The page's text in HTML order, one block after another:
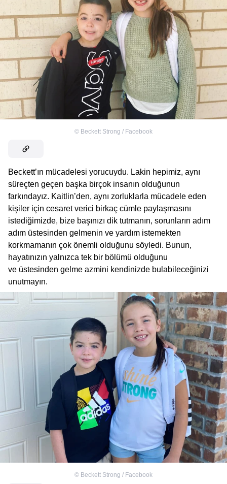
© Beckett Strong / Facebook
Beckett’ın mücadelesi yorucuydu. Lakin hepimiz, aynı
süreçten geçen başka birçok insanın olduğunun
farkındayız. Kaitlin’den, aynı zorluklarla mücadele eden
kişiler için cesaret verici birkaç cümle paylaşmasını
istediğimizde, bize başınızı dik tutmanın, sorunların adım
adım üstesinden gelmenin ve yardım istemekten
korkmamanın çok önemli olduğunu söyledi. Bunun,
hayatınızın yalnızca tek bir bölümü olduğunu
ve üstesinden gelme azmini kendinizde bulabileceğinizi
unutmayın.
© Beckett Strong / Facebook